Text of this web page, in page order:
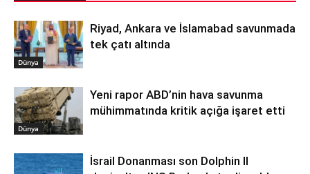
Dünya
Riyad, Ankara ve İslamabad savunmada
tek çatı altında
Dünya
Yeni rapor ABD’nin hava savunma
mühimmatında kritik açığa işaret etti
İsrail Donanması son Dolphin II